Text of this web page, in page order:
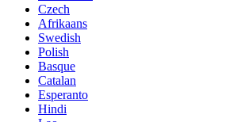
Czech
Afrikaans
Swedish
Polish
Basque
Catalan
Esperanto
Hindi